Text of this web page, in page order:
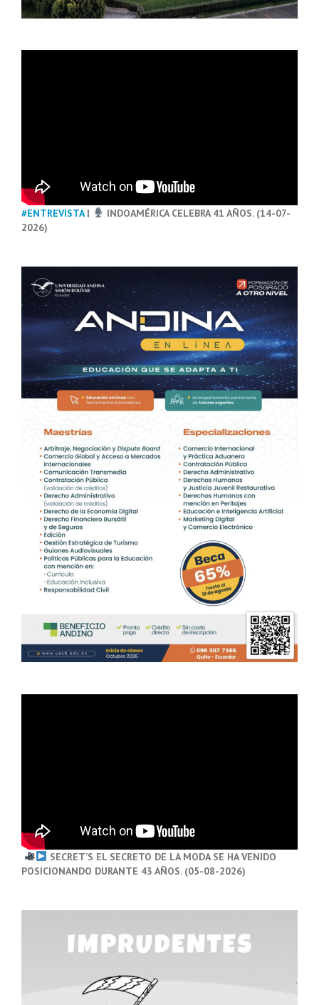
#ENTREVISTA|
INDOAMÉRICA CELEBRA 41 AÑOS. (14-07-
2026)
SECRET’S EL SECRETO DE LA MODA SE HA VENIDO
POSICIONANDO DURANTE 43 AÑOS. (05-08-2026)